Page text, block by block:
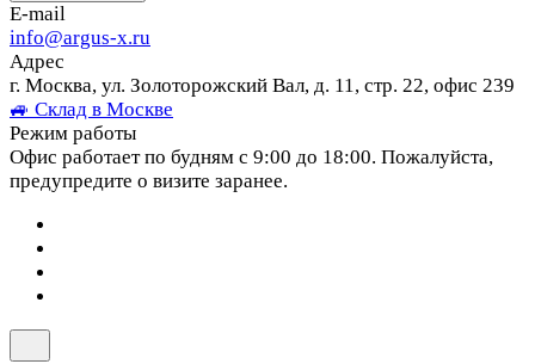
E-mail
info@argus-x.ru
Адрес
г. Москва, ул. Золоторожский Вал, д. 11, стр. 22, офис 239
🚙 Склад в Москве
Режим работы
Офис работает по будням с 9:00 до 18:00. Пожалуйста,
предупредите о визите заранее.